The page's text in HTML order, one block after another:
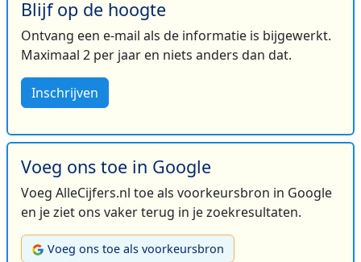
Blijf op de hoogte
Ontvang een e-mail als de informatie is bijgewerkt.
Maximaal 2 per jaar en niets anders dan dat.
Inschrijven
Voeg ons toe in Google
Voeg AlleCijfers.nl toe als voorkeursbron in Google
en je ziet ons vaker terug in je zoekresultaten.
Voeg ons toe als voorkeursbron